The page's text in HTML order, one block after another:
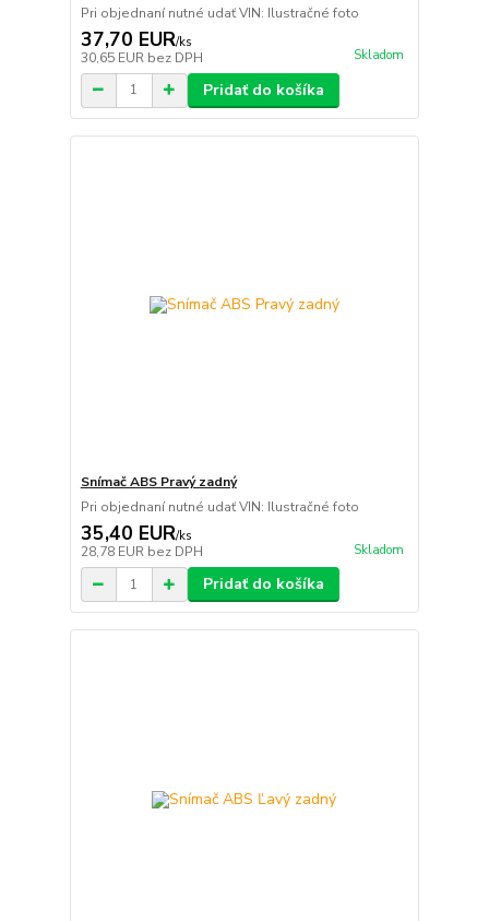
Pri objednaní nutné udať VIN: Ilustračné foto
37,70 EUR/ks
30,65 EUR bez DPH Skladom
Pridať do košíka
Snímač ABS Pravý zadný
Pri objednaní nutné udať VIN: Ilustračné foto
35,40 EUR/ks
28,78 EUR bez DPH Skladom
Pridať do košíka